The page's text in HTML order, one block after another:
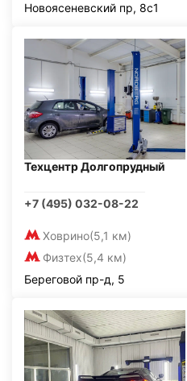
Новоясеневский пр, 8с1
Техцентр Долгопрудный
+7 (495) 032-08-22
Ховрино(5,1 км)
Физтех(5,4 км)
Береговой пр-д, 5